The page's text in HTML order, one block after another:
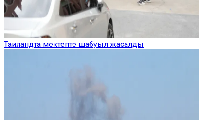
Таиландта мектепте шабуыл жасалды